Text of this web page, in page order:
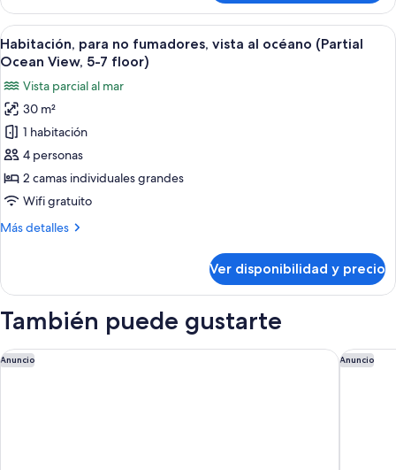
fumadores
(Seperior,
7th
Floor)
Premier
con
2
camas
para
no
fumadores
(Seperior,
7th
Ver
todas
fotos
de
Habitación,
para
no
fumadores,
al
Ocean
View,
7
Habitación de hotel con dos camas,
2
Habitación, para no fumadores, vista al océano (Partial
Ocean View, 5-7 floor)
Vista parcial al mar
30 m²
1 habitación
4 personas
2 camas individuales grandes
Wifi gratuito
Más detalles
Más
para
fumadores,
al
océano
Ver disponibilidad y precio
También puede gustarte
Anuncio
Oriental Hills Okinawa Anuncio
EM